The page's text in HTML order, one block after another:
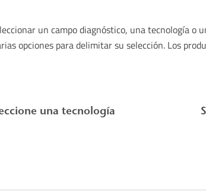
un campo diagnóstico, una tecnología o
opciones para delimitar su selección. Los
una tecnología